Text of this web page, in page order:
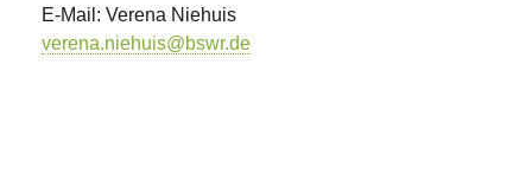
E-Mail: Verena Niehuis
verena.niehuis@bswr.de